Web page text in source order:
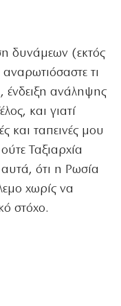
δυνάμεων (εκτός
τι
ένδειξη ανάληψης
και γιατί
και ταπεινές μου
Ταξιαρχία
ότι η Ρωσία
χωρίς να
στόχο.